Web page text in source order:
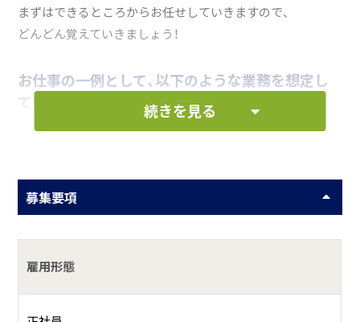
まずはできるところからお任せしていきますので、
どんどん覚えていきましょう！
お仕事の一例として、以下のような業務を想定し
ています。
接客
店内ディスプレイ
清掃
何をしている会社？
続きを見る
募集要項
雇用形態